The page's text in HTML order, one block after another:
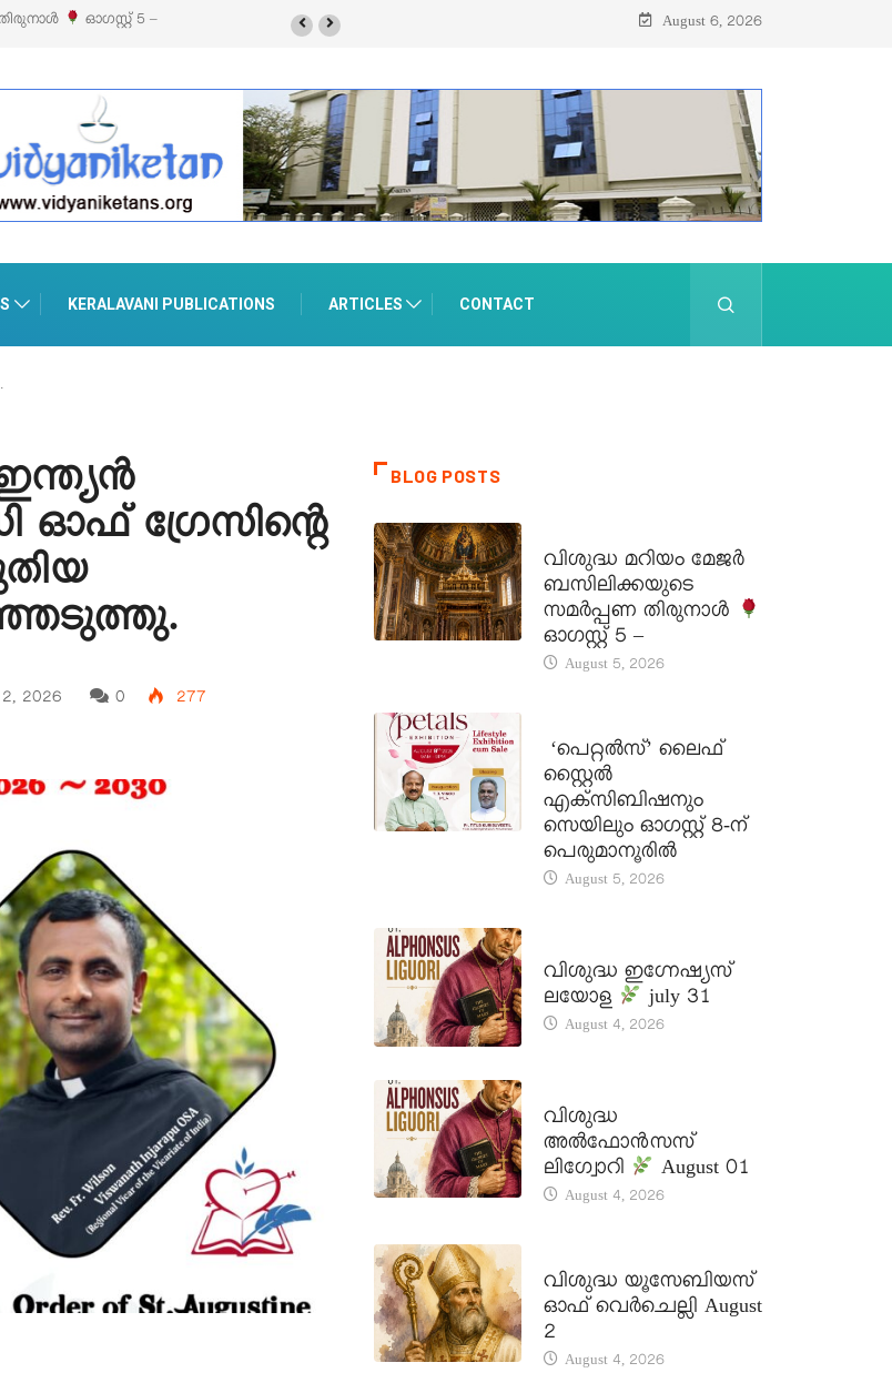
ലൈഫ് സ്റ്റൈൽ എക്സിബിഷനും സെയിലും ഓഗസ്റ്റ് 8-ന്
August 6, 2026
KERALAVANI PUBLICATIONS ARTICLES CONTACT
ഓഫ്‌ ഗ്രേസിന്റെ
2, 2026 0
277
BLOG POSTS
വിശുദ്ധ മറിയം മേജർ
ബസിലിക്കയുടെ
സമർപ്പണ തിരുനാൾ
ഓഗസ്റ്റ് 5 –
August 5, 2026
‘പെറ്റൽസ്’ ലൈഫ്
സ്റ്റൈൽ
എക്സിബിഷനും
സെയിലും ഓഗസ്റ്റ് 8-ന്
പെരുമാനൂരിൽ
August 5, 2026
വിശുദ്ധ ഇഗ്നേഷ്യസ്
ലയോള
july 31
August 4, 2026
വിശുദ്ധ
അൽഫോൻസസ്
ലിഗ്വോറി
August 01
August 4, 2026
വിശുദ്ധ യൂസേബിയസ്
ഓഫ് വെർചെല്ലി August
2
August 4, 2026